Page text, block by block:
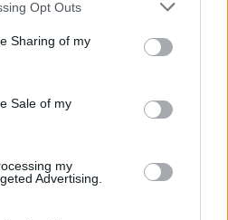
behaviour. You may click to
and its third-party tags to
purposes in below Google
Opt Outs
Sharing of my
Sale of my
my
Advertising.
η πιο Εύκολη
σε 2
τις σημαντικές